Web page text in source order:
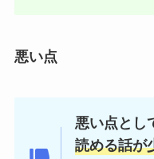
悪い点
悪い点とし
読める話が